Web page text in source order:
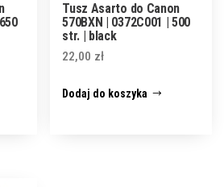
Tusz Asarto do Canon
570BXN | 0372C001 | 500
str. | black
22,00 zł
Dodaj do koszyka